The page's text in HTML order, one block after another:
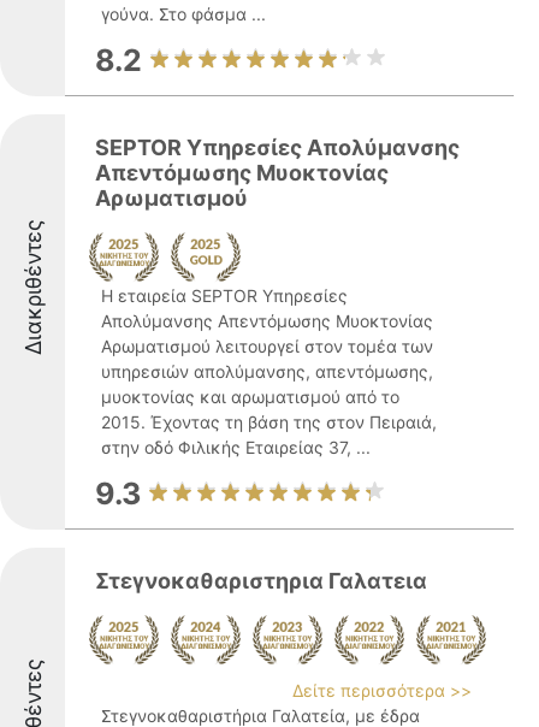
γούνα. Στο φάσμα ...
8.2
Διακριθέντες
SEPTOR Υπηρεσίες Απολύμανσης
Απεντόμωσης Μυοκτονίας
Αρωματισμού
Η εταιρεία SEPTOR Υπηρεσίες
Απολύμανσης Απεντόμωσης Μυοκτονίας
Αρωματισμού λειτουργεί στον τομέα των
υπηρεσιών απολύμανσης, απεντόμωσης,
μυοκτονίας και αρωματισμού από το
2015. Έχοντας τη βάση της στον Πειραιά,
στην οδό Φιλικής Εταιρείας 37, ...
9.3
Στεγνοκαθαριστηρια Γαλατεια
Δείτε περισσότερα >>
Στεγνοκαθαριστήρια Γαλατεία, με έδρα